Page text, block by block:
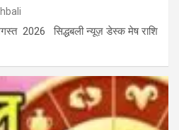
2026 सिद्धबली न्यूज़ डेस्क मेष राशि